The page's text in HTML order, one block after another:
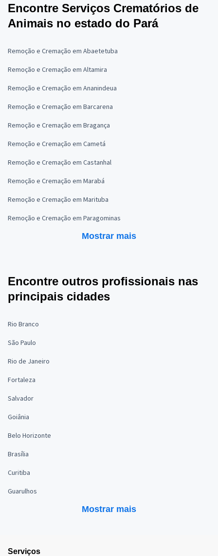
Encontre Serviços Crematórios de
Animais no estado do Pará
Remoção e Cremação em Abaetetuba
Remoção e Cremação em Altamira
Remoção e Cremação em Ananindeua
Remoção e Cremação em Barcarena
Remoção e Cremação em Bragança
Remoção e Cremação em Cametá
Remoção e Cremação em Castanhal
Remoção e Cremação em Marabá
Remoção e Cremação em Marituba
Remoção e Cremação em Paragominas
Mostrar mais
Encontre outros profissionais nas
principais cidades
Rio Branco
São Paulo
Rio de Janeiro
Fortaleza
Salvador
Goiânia
Belo Horizonte
Brasília
Curitiba
Guarulhos
Mostrar mais
Serviços